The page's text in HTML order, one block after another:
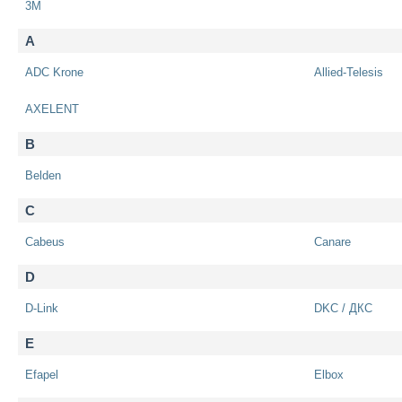
3M
A
ADC Krone Allied-Telesis
AXELENT
B
Belden
C
Cabeus Canare
D
D-Link DKC / ДКС
E
Efapel Elbox